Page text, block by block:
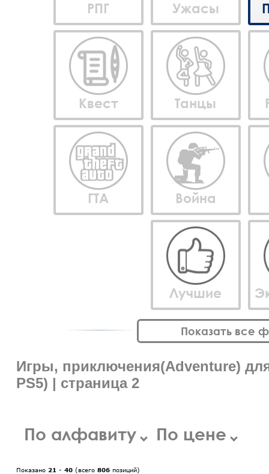
РПГ Ужасы
Квест Танцы
ГТА Война
Лучшие
Показать все
Игры, приключения(Adventure)
PS5) | страница 2
По алфавиту По цене
Показано 21 - 40 (всего 806 позиций)